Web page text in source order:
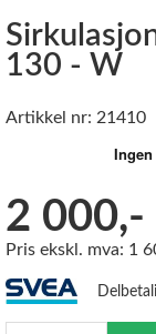
130 - W
Artikkel nr: 21410
2 000,-
Pris ekskl. mva: 1